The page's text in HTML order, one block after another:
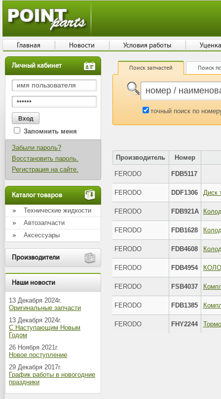
Личный кабинет
Запомнить меня
Забыли пароль?
Восстановить пароль.
Регистрация на сайте.
Каталог товаров
Технические жидкости
Автозапчасти
Аксессуары
Производители
Наши новости
13 Декабря 2024г.
Оригинальные запчасти
13 Декабря 2024г.
С Наступающим Новым
Годом
26 Ноября 2021г.
Новое поступление
29 Декабря 2017г.
График работы в новогодние
праздники
Поиск запчастей Поиск
точный поиск по
Производитель Номер
FERODO FDB5117
FERODO DDF1306
FERODO FDB921A
FERODO FDB1628
FERODO FDB4608
FERODO FDB4954
FERODO FSB4037
FERODO FDB1385
FERODO FHY2244
Главная Новости Условия работы